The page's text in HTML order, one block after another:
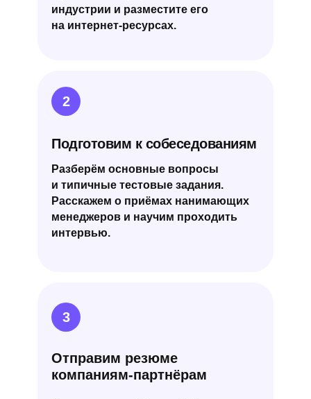
индустрии и разместите его
на интернет-ресурсах.
Подготовим к собеседованиям
2
Разберём основные вопросы
и типичные тестовые задания.
Расскажем о приёмах нанимающих
менеджеров и научим проходить
интервью.
Отправим резюме
компаниям-партнёрам
3